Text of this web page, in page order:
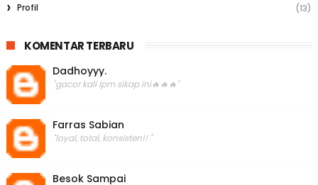
Profil
(13)
KOMENTAR TERBARU
Dadhoyyy.
"gacor kali lpm sikap ini🔥🔥🔥"
Farras Sabian
"loyal, total, konsisten!! "
Besok Sampai